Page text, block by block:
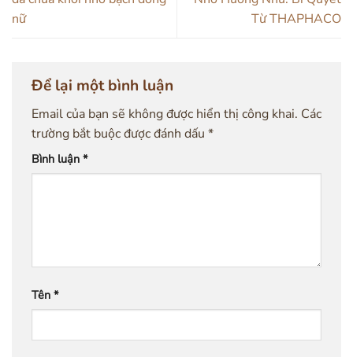
nữ
Từ THAPHACO
Để lại một bình luận
Email của bạn sẽ không được hiển thị công khai. Các
trường bắt buộc được đánh dấu *
Bình luận *
Tên *